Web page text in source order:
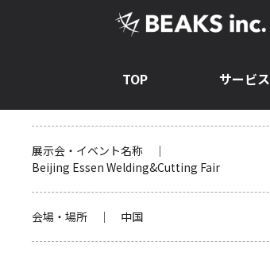
TOP サービス
展示会・イベント名称 ｜
Beijing Essen Welding&Cutting Fair
会場・場所 ｜ 中国